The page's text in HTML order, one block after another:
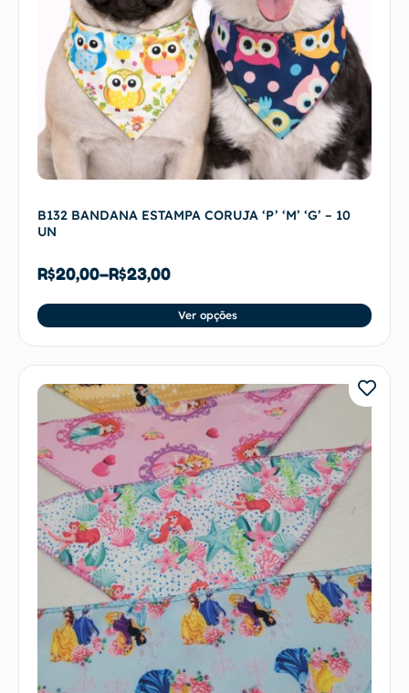
B132 BANDANA ESTAMPA CORUJA ‘P’ ‘M’ ‘G’ – 10
UN
R$20,00–R$23,00
Ver opções